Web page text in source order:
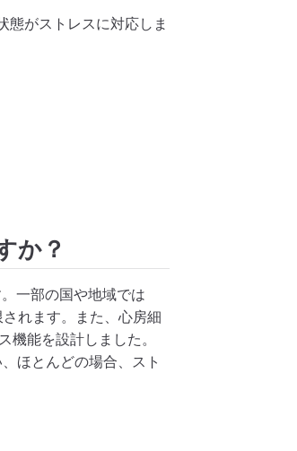
態がストレスに対応しま
か？
一部の国や地域では
れます。また、心房細
能を設計しました。
ほとんどの場合、スト